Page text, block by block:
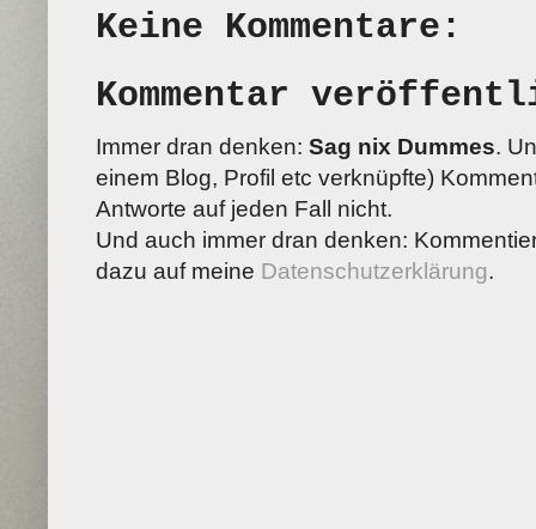
Keine Kommentare:
Kommentar
Immer dran denken: Sag nix Dummes.
einem Blog, Profil etc verknüpfte)
Antworte auf jeden Fall nicht.
Und auch immer dran denken:
dazu auf meine Datenschutzerklärung.